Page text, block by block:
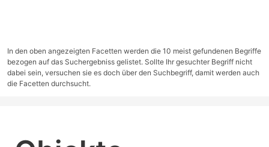
In den oben angezeigten Facetten werden die 10 meist gefundenen Begriffe
bezogen auf das Suchergebniss gelistet. Sollte Ihr gesuchter Begriff nicht
dabei sein, versuchen sie es doch über den Suchbegriff, damit werden auch
die Facetten durchsucht.